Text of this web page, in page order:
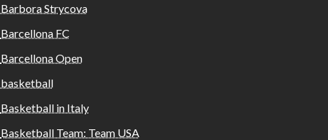
Barbora Strycova
Barcellona FC
Barcellona Open
basketball
Basketball in Italy
Basketball Team: Team USA